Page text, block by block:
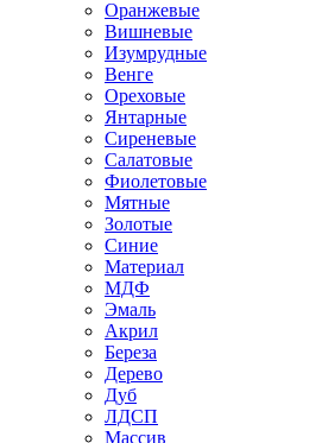
Оранжевые
Вишневые
Изумрудные
Венге
Ореховые
Янтарные
Сиреневые
Салатовые
Фиолетовые
Мятные
Золотые
Синие
Материал
МДФ
Эмаль
Акрил
Береза
Дерево
Дуб
ЛДСП
Массив